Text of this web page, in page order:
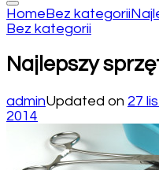
HomeBez kategorii
Bez kategorii
Najlepszy
adminUpdated on 27
2014